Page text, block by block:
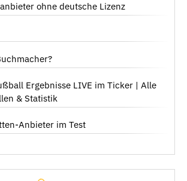
ohne deutsche Lizenz
Ergebnisse LIVE im Ticker | Alle
& Statistik
Anbieter im Test